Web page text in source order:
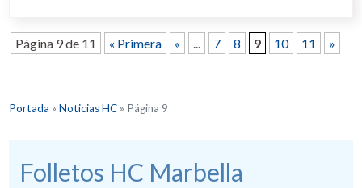
Página 9 de 11 « Primera « 7 8 9 10 11 »
Portada »Noticias HC » Página 9
Folletos HC Marbella